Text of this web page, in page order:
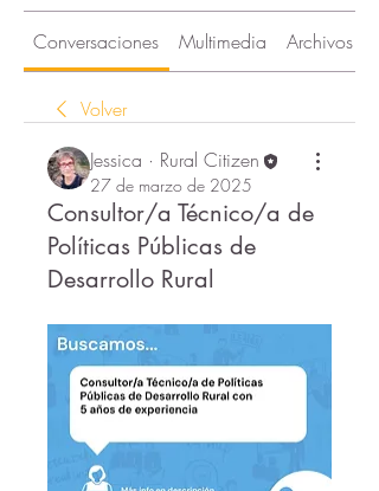
Conversaciones Multimedia Archivos
Volver
Jessica · Rural Citizen
27 de marzo de 2025
Consultor/a Técnico/a de
Políticas Públicas de
Desarrollo Rural